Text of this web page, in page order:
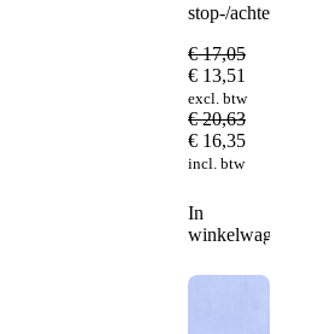
stop-/achterlicht
€17,05
€ 13,51
excl. btw
€20,63
€ 16,35
incl. btw
In
winkelwagen